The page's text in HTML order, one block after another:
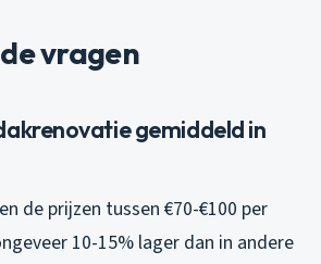
vragen
gemiddeld in
de prijzen tussen €70-€100 per
10-15% lager dan in andere